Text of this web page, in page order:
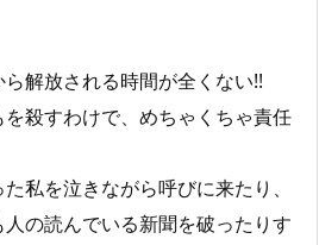
解放される時間が全くない!!
殺すわけで、めちゃくちゃ責任
私を泣きながら呼びに来たり、
の読んでいる新聞を破ったりす